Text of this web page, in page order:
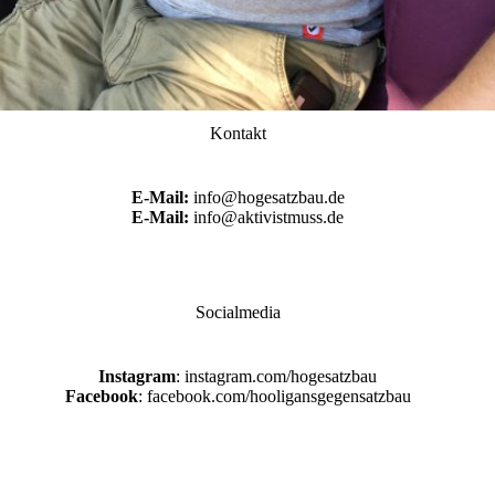
Kontakt
E-Mail: info@hogesatzbau.de
E-Mail: info@aktivistmuss.de
Socialmedia
Instagram: instagram.com/hogesatzbau
Facebook: facebook.com/hooligansgegensatzbau